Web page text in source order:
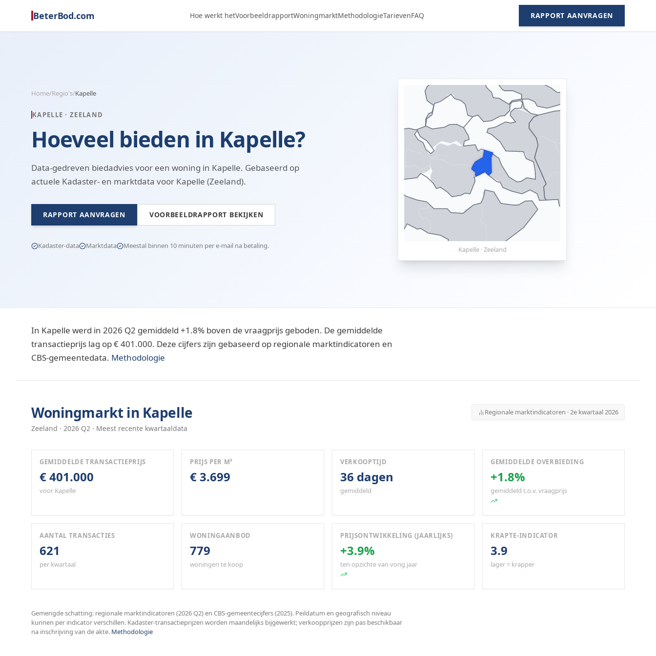
BeterBod.com Hoe werkt hetVoorbeeldrapportWoningmarktMethodologieTarievenFAQ RAPPORT AANVRAGEN
Home/Regio's/Kapelle
KAPELLE ·ZEELAND
Hoeveel bieden in Kapelle?
Data-gedreven biedadvies voor een woning in Kapelle. Gebaseerd op
actuele Kadaster- en marktdata voor Kapelle (Zeeland).
RAPPORT AANVRAGEN VOORBEELDRAPPORT BEKIJKEN
Kadaster-data Marktdata Meestal binnen 10 minuten per e-mail na betaling. Kapelle·Zeeland
In Kapelle werd in 2026 Q2 gemiddeld +1.8% boven de vraagprijs geboden. De gemiddelde
transactieprijs lag op € 401.000. Deze cijfers zijn gebaseerd op regionale marktindicatoren en
CBS-gemeentedata. Methodologie
Woningmarkt in Kapelle
Zeeland · 2026 Q2 · Meest recente kwartaaldata
Regionale marktindicatoren · 2e kwartaal 2026
GEMIDDELDE TRANSACTIEPRIJS
€ 401.000
voor Kapelle
PRIJS PER M²
€ 3.699
VERKOOPTIJD
36 dagen
gemiddeld
GEMIDDELDE OVERBIEDING
+1.8%
gemiddeld t.o.v. vraagprijs
AANTAL TRANSACTIES
621
per kwartaal
WONINGAANBOD
779
woningen te koop
PRIJSONTWIKKELING (JAARLIJKS)
+3.9%
ten opzichte van vorig jaar
KRAPTE-INDICATOR
3.9
lager = krapper
Gemengde schatting: regionale marktindicatoren (2026 Q2) en CBS-gemeentecijfers (2025). Peildatum en geografisch niveau
kunnen per indicator verschillen. Kadaster-transactieprijzen worden maandelijks bijgewerkt; verkoopprijzen zijn pas beschikbaar
na inschrijving van de akte. Methodologie